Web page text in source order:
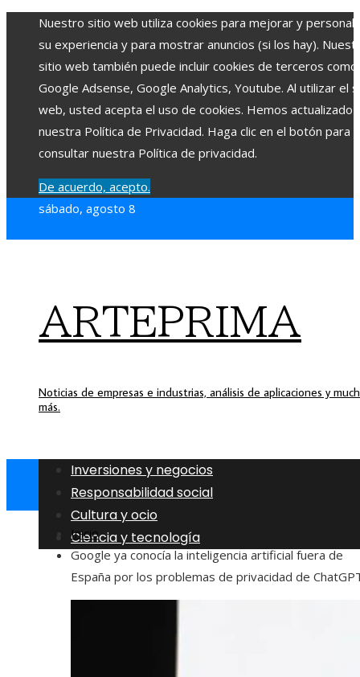
Nuestro sitio web utiliza cookies para mejorar y
su experiencia y para mostrar anuncios (si los hay).
sitio web también puede incluir cookies de terceros como
Google Adsense, Google Analytics, Youtube. Al utilizar el
web, usted acepta el uso de cookies. Hemos actualizado
nuestra Política de Privacidad. Haga clic en el botón para
consultar nuestra Política de privacidad.
De acuerdo, acepto.
sábado, agosto 8
ARTEPRIMA
Noticias de empresas e industrias, análisis de aplicaciones y
más.
Inversiones y negocios
Responsabilidad social
Cultura y ocio
Ciencia y tecnología
Inicio
Google ya conocía la inteligencia artificial fuera de
España por los problemas de privacidad de